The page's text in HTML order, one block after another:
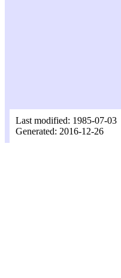
Last modified: 1985-07-03
Generated: 2016-12-26